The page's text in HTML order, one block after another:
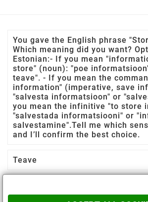
You gave the English phrase
Which meaning did you want?
Estonian:- If you mean
store" (noun): "poe
teave". - If you mean the
information" (imperative, save
"salvesta informatsioon" or
you mean the infinitive "to store
"salvestada informatsiooni" or
salvestamine".Tell me which
and I’ll confirm the best choice.
Teave
konto“)